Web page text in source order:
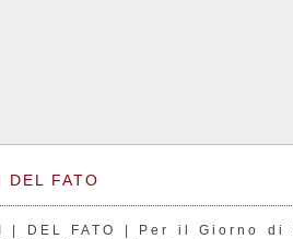
DEL FATO
| DEL FATO | Per il Giorno di